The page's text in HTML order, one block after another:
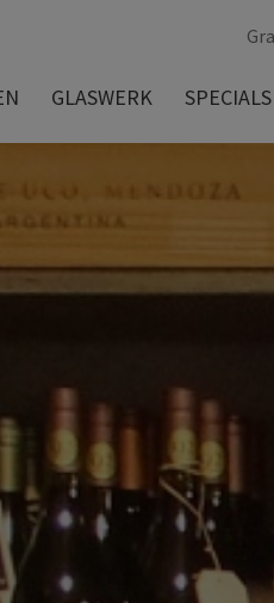
GLASWERK SPECIALS